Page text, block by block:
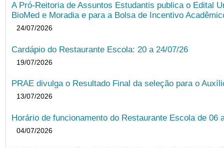
A Pró-Reitoria de Assuntos Estudantis publica o Edital
BioMed e Moradia e para a Bolsa de Incentivo
24/07/2026
Cardápio do Restaurante Escola: 20 a 24/07/26
19/07/2026
PRAE divulga o Resultado Final da seleção para o
13/07/2026
Horário de funcionamento do Restaurante Escola de 06
04/07/2026